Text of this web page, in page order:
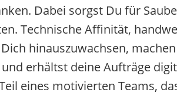
Dabei sorgst Du für
Technische Affinität,
hinauszuwachsen,
erhältst deine Aufträge
eines motivierten Teams,